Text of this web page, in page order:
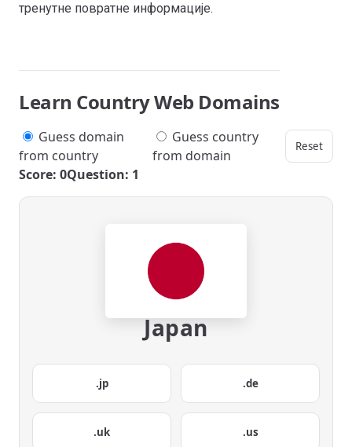
тренутне повратне информације.
Learn Country Web Domains
Guess domain
from country
Guess country
from domain
Reset
Score: 0Question: 1
Japan
.jp .de
.uk .us